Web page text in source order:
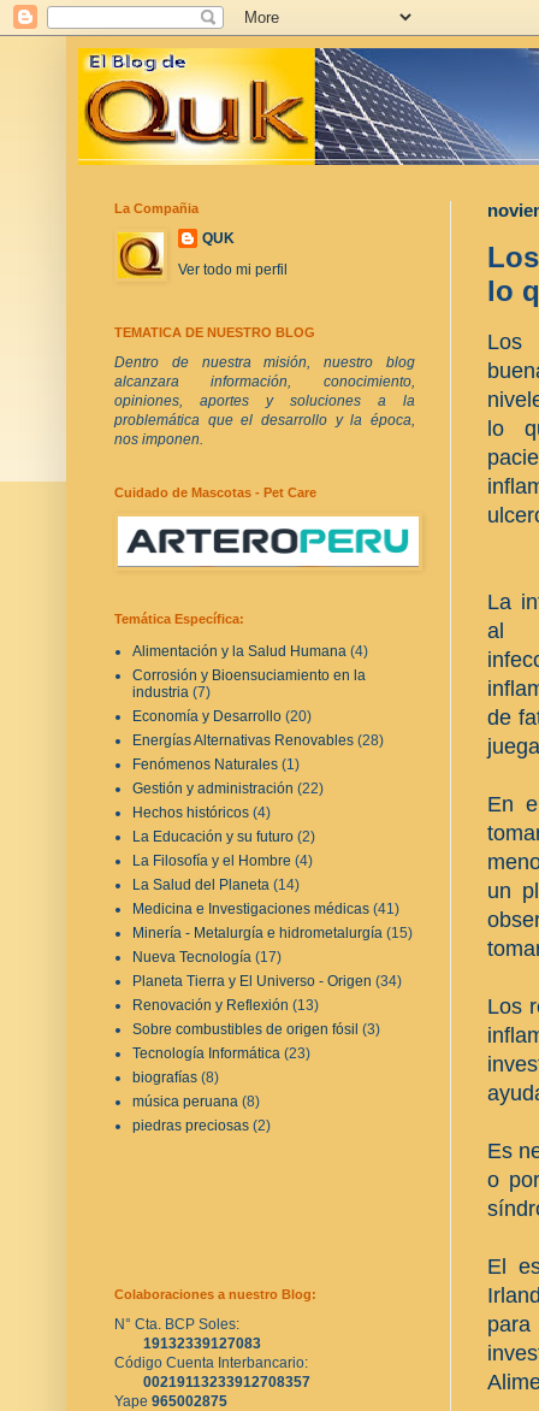
lo
Los
lo
La
al
de
En
un
Los
Es
o
El
La Compañia
QUK
Ver todo mi perfil
TEMATICA DE NUESTRO BLOG
Dentro de nuestra misión, nuestro blog
alcanzara información, conocimiento,
opiniones, aportes y soluciones a la
problemática que el desarrollo y la época,
nos imponen.
Cuidado de Mascotas - Pet Care
Temática Específica:
Alimentación y la Salud Humana (4)
Corrosión y Bioensuciamiento en la
industria (7)
Economía y Desarrollo (20)
Energías Alternativas Renovables (28)
Fenómenos Naturales (1)
Gestión y administración (22)
Hechos históricos (4)
La Educación y su futuro (2)
La Filosofía y el Hombre (4)
La Salud del Planeta (14)
Medicina e Investigaciones médicas (41)
Minería - Metalurgía e hidrometalurgía (15)
Nueva Tecnología (17)
Planeta Tierra y El Universo - Origen (34)
Renovación y Reflexión (13)
Sobre combustibles de origen fósil (3)
Tecnología Informática (23)
biografías (8)
música peruana (8)
piedras preciosas (2)
Colaboraciones a nuestro Blog:
N° Cta. BCP Soles:
19132339127083
Código Cuenta Interbancario:
00219113233912708357
Yape 965002875